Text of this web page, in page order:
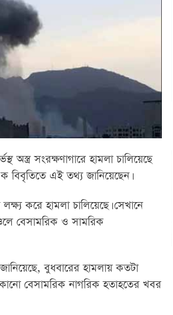
অস্ত্র সংরক্ষণাগারে হামলা চালিয়েছে
বিবৃতিতে এই তথ্য জানিয়েছেন।
করে হামলা চালিয়েছে। সেখানে
বেসামরিক ও সামরিক
বুধবারের হামলায় কতটা
বেসামরিক নাগরিক হতাহতের খবর